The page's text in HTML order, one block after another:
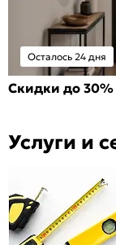
Осталось 24 дня
Скидки до
Услуги и